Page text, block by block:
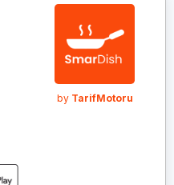
by TarifMotoru